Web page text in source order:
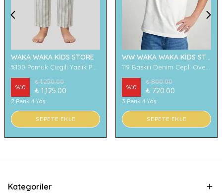
WAKA WAKA KİDS STORE
%10
₺ 1,250.00
₺ 1,125.00
2 Renk 4 Yaş
SEPETE EKLE
WW WAKA WAKA KİDS STORE
%10
₺ 800.00
₺ 720.00
3 Renk 4 Yaş
SEPETE EKLE
Kategoriler